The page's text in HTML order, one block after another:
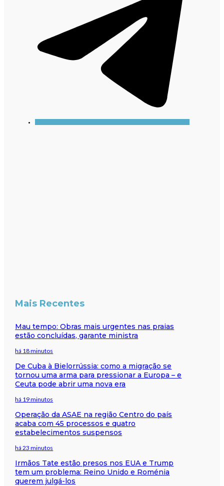
Mais Recentes
Mau tempo: Obras mais urgentes nas praias
estão concluídas, garante ministra
há 18 minutos
De Cuba à Bielorrússia: como a migração se
tornou uma arma para pressionar a Europa – e
Ceuta pode abrir uma nova era
há 19 minutos
Operação da ASAE na região Centro do país
acaba com 45 processos e quatro
estabelecimentos suspensos
há 23 minutos
Irmãos Tate estão presos nos EUA e Trump
tem um problema: Reino Unido e Roménia
querem julgá-los